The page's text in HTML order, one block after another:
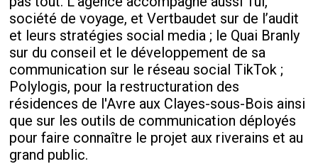
société de voyage, et Vertbaudet sur de l’audit
et leurs stratégies social media ; le Quai Branly
sur du conseil et le développement de sa
communication sur le réseau social TikTok ;
Polylogis, pour la restructuration des
résidences de l'Avre aux Clayes-sous-Bois ainsi
que sur les outils de communication déployés
pour faire connaître le projet aux riverains et au
grand public.